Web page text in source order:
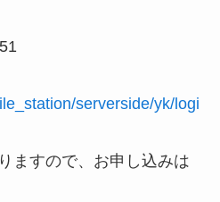
serverside/yk/logi
ますので、お申し込みは